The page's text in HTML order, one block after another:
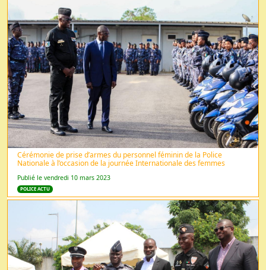
Cérémonie de prise d’armes du personnel féminin de la Police
Nationale à l’occasion de la journée Internationale des femmes
Publié le vendredi 10 mars 2023
POLICE ACTU